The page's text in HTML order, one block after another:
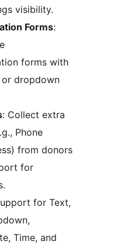
visibility.
Forms:
forms with
dropdown
: Collect extra
Phone
from donors
for
for Text,
Time, and